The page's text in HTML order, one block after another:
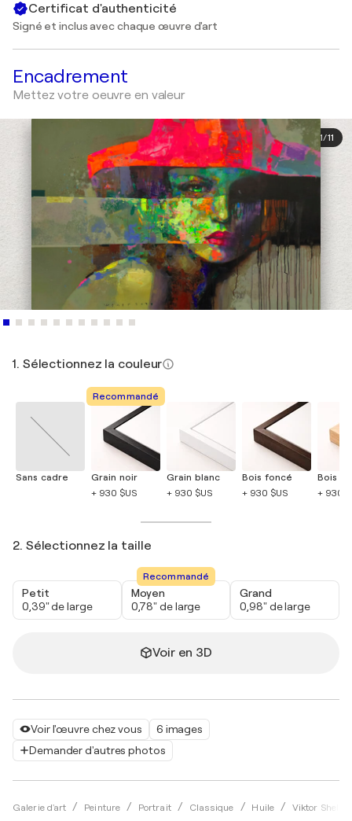
Voir l'œuvre chez vous
6 images
Demander d'autres photos
Galerie d'art Peinture Portrait Classique Huile Viktor Sheleg
Certificat d'authenticité
Signé et inclus avec chaque œuvre d'art
Encadrement
Mettez votre oeuvre en valeur
1/11
1. Sélectionnez la couleur
Sans cadre
Recommandé
Grain noir
+ 930 $US
Grain blanc
+ 930 $US
Bois foncé
+ 930 $US
Bois
+ 930
2. Sélectionnez la taille
Petit
0,39" de large
Recommandé
Moyen
0,78" de large
Grand
0,98" de large
Voir en 3D